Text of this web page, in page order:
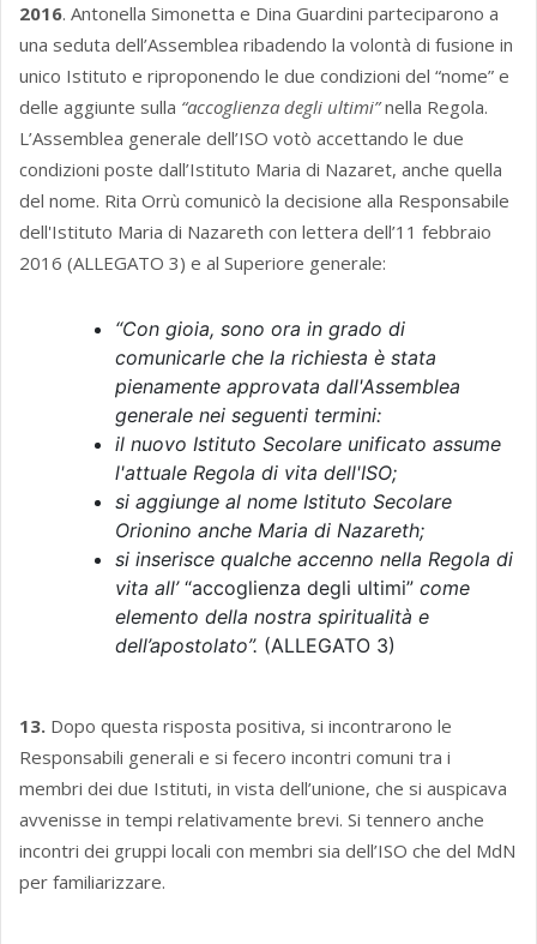
2016. Antonella Simonetta e Dina Guardini parteciparono a
una seduta dell’Assemblea ribadendo la volontà di fusione in
unico Istituto e riproponendo le due condizioni del “nome” e
delle aggiunte sulla “accoglienza degli ultimi”nella Regola.
L’Assemblea generale dell’ISO votò accettando le due
condizioni poste dall’Istituto Maria di Nazaret, anche quella
del nome. Rita Orrù comunicò la decisione alla Responsabile
dell'Istituto Maria di Nazareth con lettera dell’11 febbraio
2016 (ALLEGATO 3) e al Superiore generale:
“Con gioia, sono ora in grado di
comunicarle che la richiesta è stata
pienamente approvata dall'Assemblea
generale nei seguenti termini:
il nuovo Istituto Secolare unificato assume
l'attuale Regola di vita dell'ISO;
si aggiunge al nome Istituto Secolare
Orionino anche Maria di Nazareth;
si inserisce qualche accenno nella Regola di
vita all’ “accoglienza degli ultimi” come
elemento della nostra spiritualità e
dell’apostolato”. (ALLEGATO 3)
13. Dopo questa risposta positiva, si incontrarono le
Responsabili generali e si fecero incontri comuni tra i
membri dei due Istituti, in vista dell’unione, che si auspicava
avvenisse in tempi relativamente brevi. Si tennero anche
incontri dei gruppi locali con membri sia dell’ISO che del MdN
per familiarizzare.